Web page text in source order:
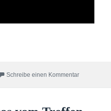
Schreibe einen Kommentarzu Weitere